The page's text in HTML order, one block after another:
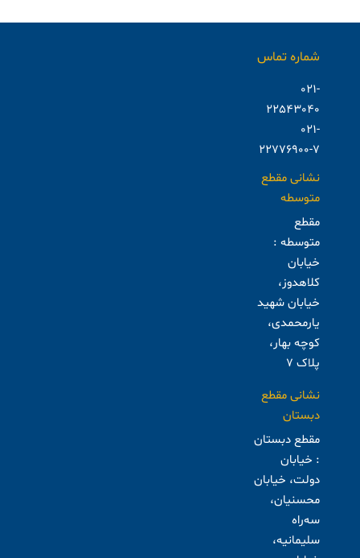
شماره تماس
021-
22543040
021-
22776900-7
نشانی مقطع
متوسطه
مقطع
متوسطه :
خیابان
کلاهدوز،
خیابان شهید
یارمحمدی،
کوچه بهار،
پلاک ۷
نشانی مقطع
دبستان
مقطع دبستان
: خیابان
دولت، خیابان
محسنیان،
سه‌راه
سلیمانیه،